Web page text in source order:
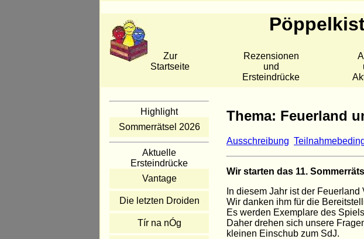
Zur
Startseite
Rezensionen
und
Ersteindrücke
Highlight
Sommerrätsel 2026
Aktuelle
Ersteindrücke
Vantage
Die letzten Droiden
Tír na nÓg
Thema: Feuerland
Ausschreibung
Wir starten das 11.
In diesem Jahr ist der Feuerland
Wir danken ihm für die
Es werden Exemplare des
Daher drehen sich unsere
kleinen Einschub zum SdJ.